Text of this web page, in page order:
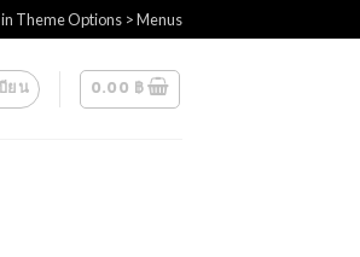
Theme Options > Menus
ยน 0.00 ฿